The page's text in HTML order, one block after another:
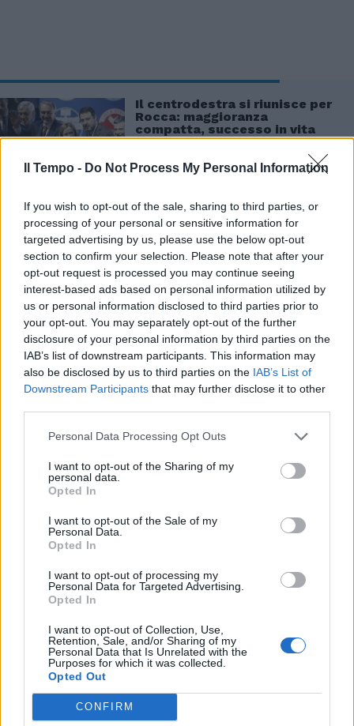
Il Tempo - Do Not Process My Personal Information
If you wish to opt-out of the sale, sharing to third parties, or
processing of your personal or sensitive information for
targeted advertising by us, please use the below opt-out
section to confirm your selection. Please note that after your
opt-out request is processed you may continue seeing
interest-based ads based on personal information utilized by
us or personal information disclosed to third parties prior to
your opt-out. You may separately opt-out of the further
disclosure of your personal information by third parties on the
IAB’s list of downstream participants. This information may
also be disclosed by us to third parties on the IAB’s List of
Downstream Participants that may further disclose it to other
Personal Data Processing Opt Outs
I want to opt-out of the Sharing of my
personal data.
Opted In
I want to opt-out of the Sale of my
Personal Data.
Opted In
I want to opt-out of processing my
Personal Data for Targeted Advertising.
Opted In
I want to opt-out of Collection, Use,
Retention, Sale, and/or Sharing of my
Personal Data that Is Unrelated with the
Purposes for which it was collected.
Opted Out
CONFIRM
Il centrodestra si riunisce per
Rocca: maggioranza
compatta, successo in vita
Così come Silvio Berlusconi, intervenuto in
videocollegamento: «Noi vinceremo ma
sappiamo bene che la sfida più difficile verrà
dopo. Tenteranno di dividerci, ci
attaccheranno su tutto, aspetteranno ogni
nostro piccolo errore per cercare di minare
l’unità della coalizioI ne. È quello che sta
succedendo a livello nazionale. Ma non ce la
faranno a dividerci. Per questo vi dico che noi
vinceremo la sfida del governo regionale».
Chiude l’evento Francesco Rocca: «Dai
regione abbandonata a se stessa per 10 anni».
E ancora: «Noi torneremo a programmare.
Abbiamo l’ambizione di essere misurabili, di
far conoscere il punto di partenza e far
vedere dove arriveremo tra 5 anni e poi avere
il consenso per altri 5». In cima all’agenda c’è
la sanità: «Hanno lasciato i nostri cittadini
senza dignità nei pronto soccorso con tempi
di attesa più alti d’Italia: 3, 4, 5 giorni in
barella senza dignità, con pochissimo
personale che fa ciò che può. Hanno
macellato la sanità nelle nostre province».